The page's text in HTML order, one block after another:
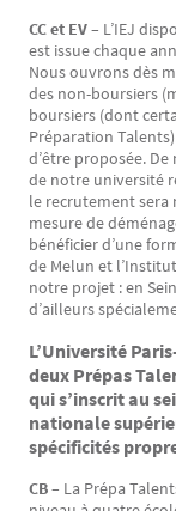
CC et EV – L’IEJ
est issue chaque
Nous ouvrons dès
des non-boursiers
boursiers (dont
Préparation
d’être proposée.
de notre université
le recrutement sera
mesure de
bénéficier d’une
de Melun et
notre projet : en
d’ailleurs
L’Université
deux Prépas
qui s’inscrit au
nationale
spécificités
CB – La Prépa